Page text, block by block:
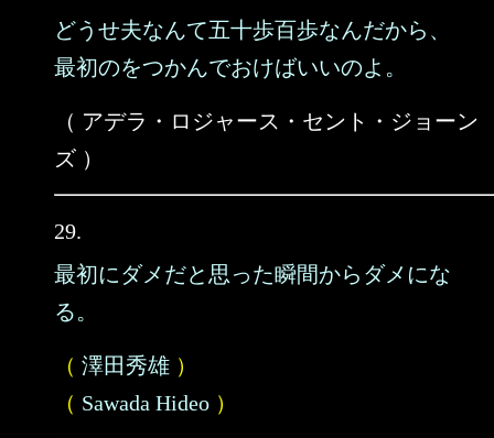
どうせ夫なんて五十歩百歩なんだから、
最初のをつかんでおけばいいのよ。
（ アデラ・ロジャース・セント・ジョーン
ズ ）
29.
最初にダメだと思った瞬間からダメにな
る。
（ 澤田秀雄 ）
（ Sawada Hideo ）